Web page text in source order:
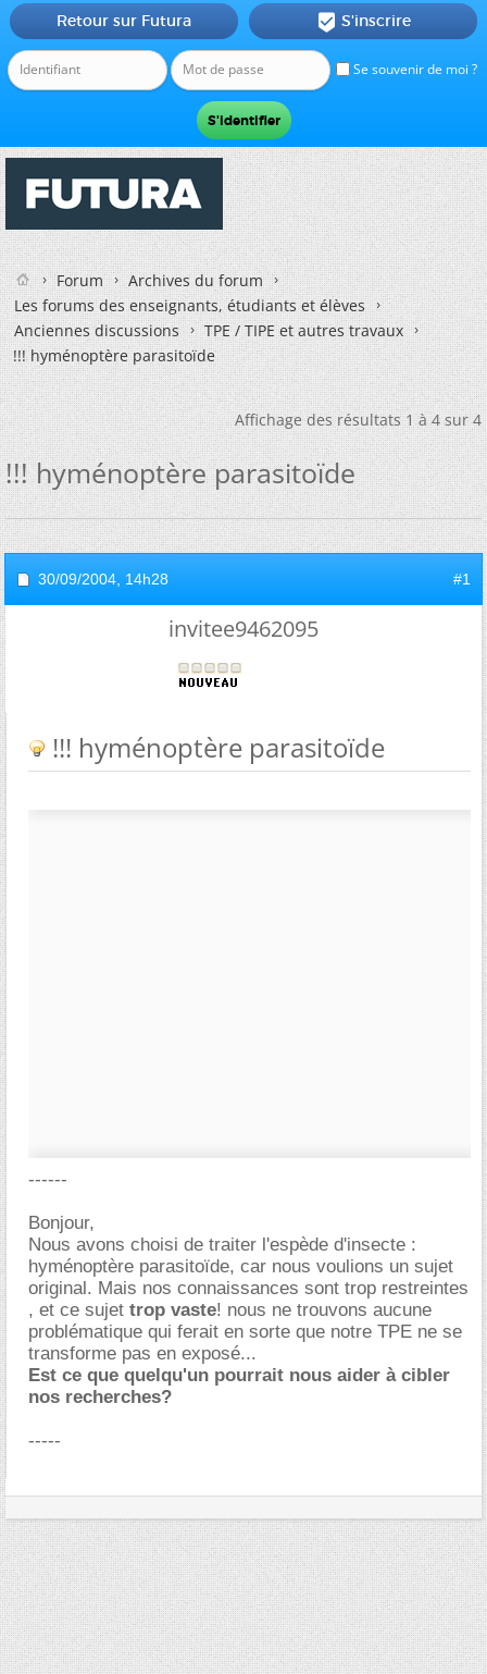
Se souvenir de moi ?
Retour sur Futura  S'inscrire
Forum
Archives du forum
Les forums des enseignants, étudiants et élèves
Anciennes discussions
TPE / TIPE et autres travaux
!!! hyménoptère parasitoïde
Affichage des résultats 1 à 4 sur 4
!!! hyménoptère parasitoïde
30/09/2004, 14h28 #1
invitee9462095
!!! hyménoptère parasitoïde
------
Bonjour,
Nous avons choisi de traiter l'espède d'insecte :
hyménoptère parasitoïde, car nous voulions un sujet
original. Mais nos connaissances sont trop restreintes
, et ce sujet trop vaste! nous ne trouvons aucune
problématique qui ferait en sorte que notre TPE ne se
transforme pas en exposé...
Est ce que quelqu'un pourrait nous aider à cibler
nos recherches?
-----